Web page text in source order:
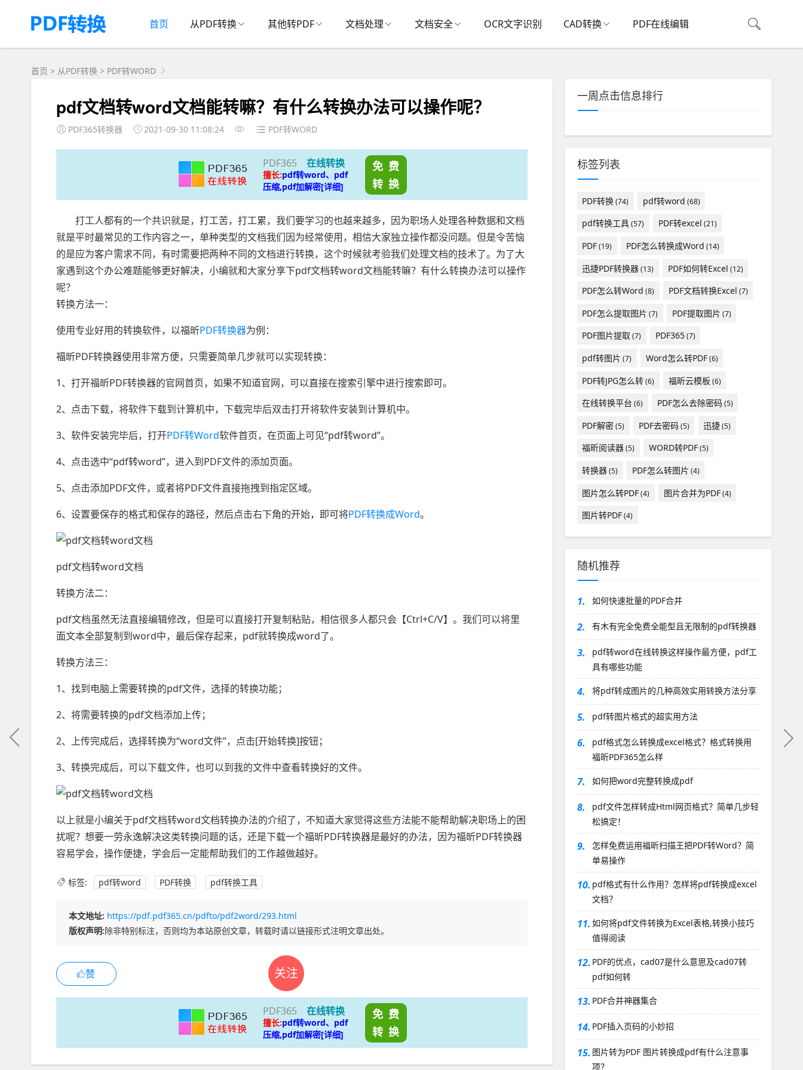
首页 从PDF转换 其他转PDF 文档处理 文档安全 OCR文字识别 CAD转换 PDF在线编辑
首页 > 从PDF转换 > PDF转WORD
pdf文档转word文档能转嘛？有什么转换办法可以操作呢？
PDF365转换器 2021-09-30 11:08:24 PDF转WORD
PDF365 在线转换
擅长:pdf转word、pdf
压缩,pdf加解密[详细]
免 费
转 换
打工人都有的一个共识就是，打工苦，打工累，我们要学习的也越来越多，因为职场人处理各种数据和文档
就是平时最常见的工作内容之一，单种类型的文档我们因为经常使用，相信大家独立操作都没问题。但是令苦恼
的是应为客户需求不同，有时需要把两种不同的文档进行转换，这个时候就考验我们处理文档的技术了。为了大
家遇到这个办公难题能够更好解决，小编就和大家分享下pdf文档转word文档能转嘛？有什么转换办法可以操作
呢？
转换方法一：
使用专业好用的转换软件，以福昕PDF转换器为例：
福昕PDF转换器使用非常方便，只需要简单几步就可以实现转换：
1、打开福昕PDF转换器的官网首页，如果不知道官网，可以直接在搜索引擎中进行搜索即可。
2、点击下载，将软件下载到计算机中，下载完毕后双击打开将软件安装到计算机中。
3、软件安装完毕后，打开PDF转Word软件首页，在页面上可见“pdf转word”。
4、点击选中“pdf转word”，进入到PDF文件的添加页面。
5、点击添加PDF文件，或者将PDF文件直接拖拽到指定区域。
6、设置要保存的格式和保存的路径，然后点击右下角的开始，即可将PDF转换成Word。
pdf文档转word文档
转换方法二：
pdf文档虽然无法直接编辑修改，但是可以直接打开复制粘贴，相信很多人都只会【Ctrl+C/V】。我们可以将里
面文本全部复制到word中，最后保存起来，pdf就转换成word了。
转换方法三：
1、找到电脑上需要转换的pdf文件，选择的转换功能；
2、将需要转换的pdf文档添加上传；
2、上传完成后，选择转换为“word文件”，点击[开始转换]按钮；
3、转换完成后，可以下载文件，也可以到我的文件中查看转换好的文件。
以上就是小编关于pdf文档转word文档转换办法的介绍了，不知道大家觉得这些方法能不能帮助解决职场上的困
扰呢？想要一劳永逸解决这类转换问题的话，还是下载一个福昕PDF转换器是最好的办法，因为福昕PDF转换器
容易学会，操作便捷，学会后一定能帮助我们的工作越做越好。
标签: pdf转word PDF转换 pdf转换工具
关注
本文地址: https://pdf.pdf365.cn/pdfto/pdf2word/293.html
版权声明:除非特别标注，否则均为本站原创文章，转载时请以链接形式注明文章出处。
赞
PDF365 在线转换
擅长:pdf转word、pdf
压缩,pdf加解密[详细]
免 费
转 换
一周点击信息排行
标签列表
PDF转换(74) pdf转word (68)
pdf转换工具(57) PDF转excel (21)
PDF(19) PDF怎么转换成Word (14)
迅捷PDF转换器(13) PDF如何转Excel (12)
PDF怎么转Word (8) PDF文档转换Excel (7)
PDF怎么提取图片 (7) PDF提取图片 (7)
PDF图片提取 (7) PDF365(7)
pdf转图片 (7) Word怎么转PDF(6)
PDF转JPG怎么转(6) 福昕云模板 (6)
在线转换平台 (6) PDF怎么去除密码(5)
PDF解密(5) PDF去密码(5) 迅捷(5)
福昕阅读器(5) WORD转PDF(5)
转换器(5) PDF怎么转图片 (4)
图片怎么转PDF(4) 图片合并为PDF(4)
图片转PDF(4)
随机推荐
1. 如何快速批量的PDF合并
2. 有木有完全免费全能型且无限制的pdf转换器
3.
pdf转word在线转换这样操作最方便，pdf工
具有哪些功能
4. 将pdf转成图片的几种高效实用转换方法分享
5. pdf转图片格式的超实用方法
6.
pdf格式怎么转换成excel格式？格式转换用
福昕PDF365怎么样
7. 如何把word完整转换成pdf
8.
pdf文件怎样转成Html网页格式？简单几步轻
松搞定！
9.
怎样免费运用福昕扫描王把PDF转Word？简
单易操作
10. pdf格式有什么作用？怎样将pdf转换成excel
文档？
11. 如何将pdf文件转换为Excel表格,转换小技巧
值得阅读
12. PDF的优点，cad07是什么意思及cad07转
pdf如何转
13. PDF合并神器集合
14. PDF插入页码的小妙招
15. 图片转为PDF 图片转换成pdf有什么注意事
项？